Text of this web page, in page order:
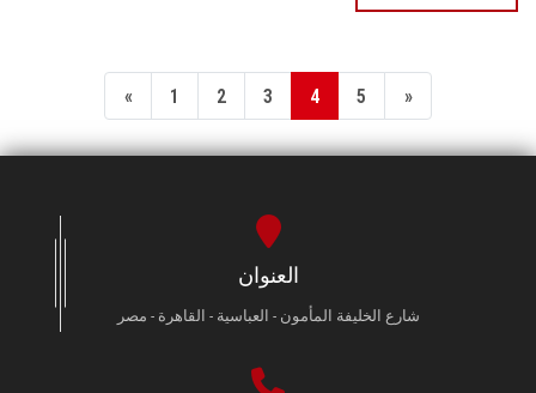
« 1 2 3 4 5 »
العنوان
شارع الخليفة المأمون - العباسية - القاهرة - مصر